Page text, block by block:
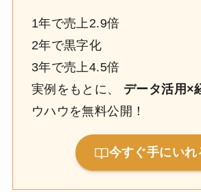
1年で売上2.9倍
2年で黒字化
3年で売上4.5倍
実例をもとに、 データ活用×
ウハウを無料公開！
今すぐ手にいれ